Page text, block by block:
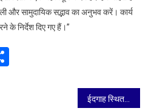
और सामुदायिक सद्भाव का अनुभव करें। कार्य
के निर्देश दिए गए हैं।”
Share